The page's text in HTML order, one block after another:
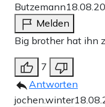
Butzemann
Melden
Big brother hat ihn
7
Antworten
jochen.winter